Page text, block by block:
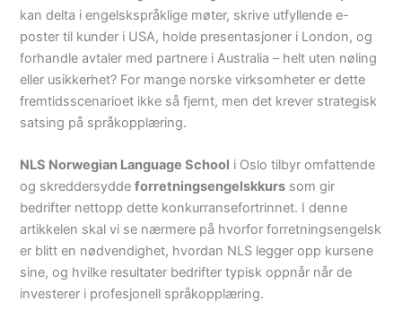
kan delta i engelskspråklige møter, skrive utfyllende e-
poster til kunder i USA, holde presentasjoner i London, og
forhandle avtaler med partnere i Australia – helt uten nøling
eller usikkerhet? For mange norske virksomheter er dette
fremtidsscenarioet ikke så fjernt, men det krever strategisk
satsing på språkopplæring.
NLS Norwegian Language School i Oslo tilbyr omfattende
og skreddersyddeforretningsengelskkurs som gir
bedrifter nettopp dette konkurransefortrinnet. I denne
artikkelen skal vi se nærmere på hvorfor forretningsengelsk
er blitt en nødvendighet, hvordan NLS legger opp kursene
sine, og hvilke resultater bedrifter typisk oppnår når de
investerer i profesjonell språkopplæring.